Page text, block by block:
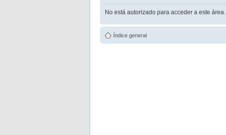
No está autorizado para acceder a este área.
Índice general